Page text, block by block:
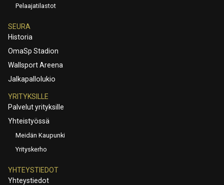
Pelaajatilastot
SEURA
Historia
OmaSp Stadion
Wallsport Areena
Jalkapallolukio
YRITYKSILLE
Palvelut yrityksille
Yhteistyössä
Meidän Kaupunki
Yrityskerho
YHTEYSTIEDOT
Yhteystiedot